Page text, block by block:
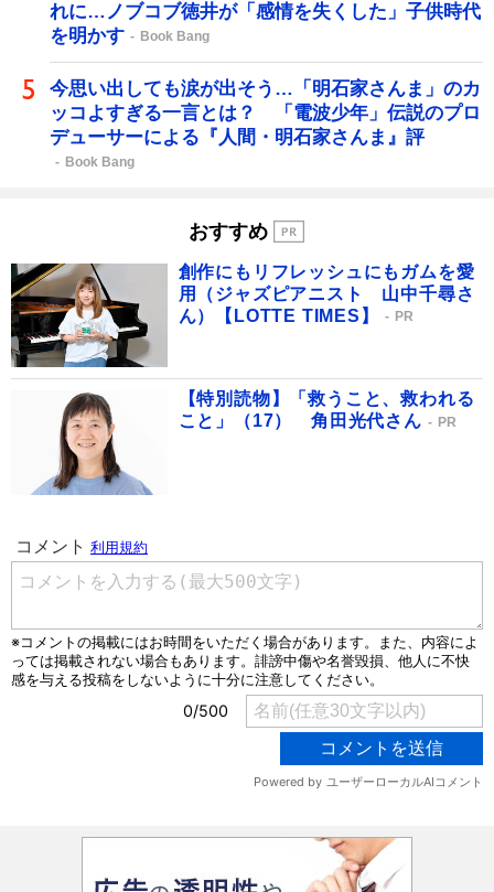
れに…ノブコブ徳井が「感情を失くした」子供時代
を明かす
Book Bang
今思い出しても涙が出そう…「明石家さんま」のカ
ッコよすぎる一言とは？ 「電波少年」伝説のプロ
デューサーによる『人間・明石家さんま』評
Book Bang
おすすめ
創作にもリフレッシュにもガムを愛
用（ジャズピアニスト 山中千尋さ
ん）【LOTTE TIMES】
PR
【特別読物】「救うこと、救われる
こと」（17） 角田光代さん
PR